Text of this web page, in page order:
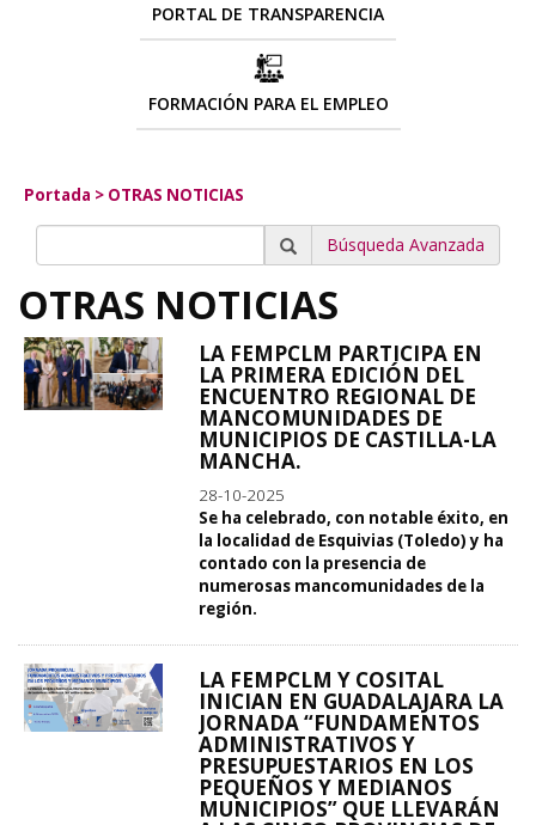
PORTAL DE TRANSPARENCIA
FORMACIÓN PARA EL EMPLEO
Portada > OTRAS NOTICIAS
Búsqueda Avanzada
OTRAS NOTICIAS
LA FEMPCLM PARTICIPA EN
LA PRIMERA EDICIÓN DEL
ENCUENTRO REGIONAL DE
MANCOMUNIDADES DE
MUNICIPIOS DE CASTILLA-LA
MANCHA.
28-10-2025
Se ha celebrado, con notable éxito, en
la localidad de Esquivias (Toledo) y ha
contado con la presencia de
numerosas mancomunidades de la
región.
LA FEMPCLM Y COSITAL
INICIAN EN GUADALAJARA LA
JORNADA “FUNDAMENTOS
ADMINISTRATIVOS Y
PRESUPUESTARIOS EN LOS
PEQUEÑOS Y MEDIANOS
MUNICIPIOS” QUE LLEVARÁN